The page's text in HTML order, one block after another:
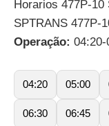
Horarios 477P-10
SPTRANS 477P-
Operação: 04:20-
04:20 05:00
06:30 06:45